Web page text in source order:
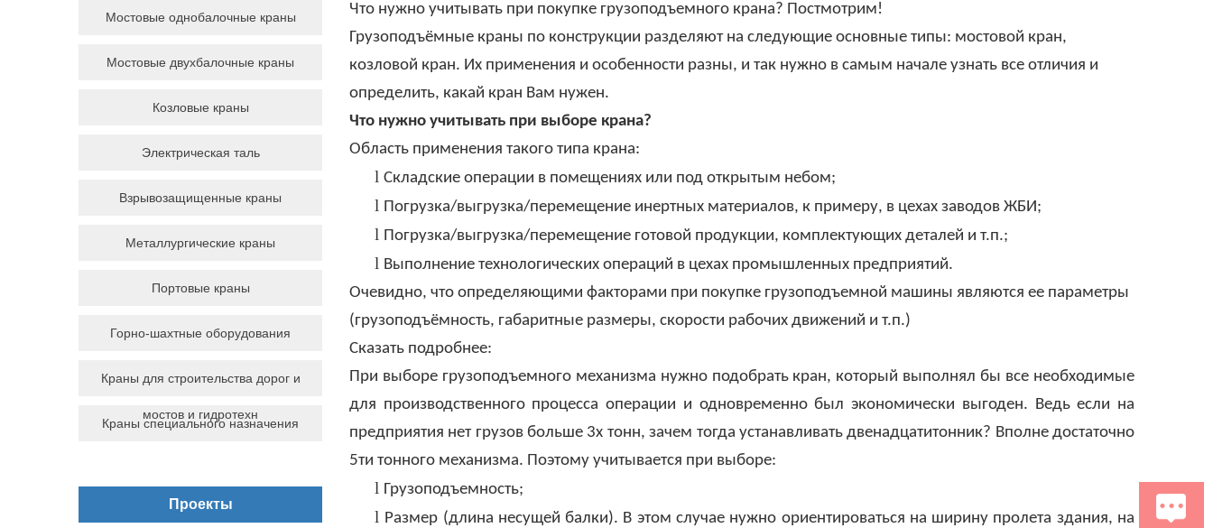
Мостовые однобалочные краны
Мостовые двухбалочные краны
Козловые краны
Электрическая таль
Взрывозащищенные краны
Металлургические краны
Портовые краны
Горно-шахтные оборудования
Краны для строительства дорог и
мостов и гидротехн
Краны специального назначения
Проекты
Что нужно учитывать при покупке грузоподъемного крана? Постмотрим!
Грузоподъёмные краны по конструкции разделяют на следующие основные типы: мостовой кран,
козловой кран. Их применения и особенности разны, и так нужно в самым начале узнать все отличия и
определить, какай кран Вам нужен.
Что нужно учитывать при выборе крана?
Область применения такого типа крана:
l Складские операции в помещениях или под открытым небом;
l Погрузка/выгрузка/перемещение инертных материалов, к примеру, в цехах заводов ЖБИ;
l Погрузка/выгрузка/перемещение готовой продукции, комплектующих деталей и т.п.;
l Выполнение технологических операций в цехах промышленных предприятий.
Очевидно, что определяющими факторами при покупке грузоподъемной машины являются ее параметры
(грузоподъёмность, габаритные размеры, скорости рабочих движений и т.п.)
Сказать подробнее:
При выборе грузоподъемного механизма нужно подобрать кран, который выполнял бы все необходимые
для производственного процесса операции и одновременно был экономически выгоден. Ведь если на
предприятия нет грузов больше 3х тонн, зачем тогда устанавливать двенадцатитонник? Вполне достаточно
5ти тонного механизма. Поэтому учитывается при выборе:
l Грузоподъемность;
l Размер (длина несущей балки). В этом случае нужно ориентироваться на ширину пролета здания, на